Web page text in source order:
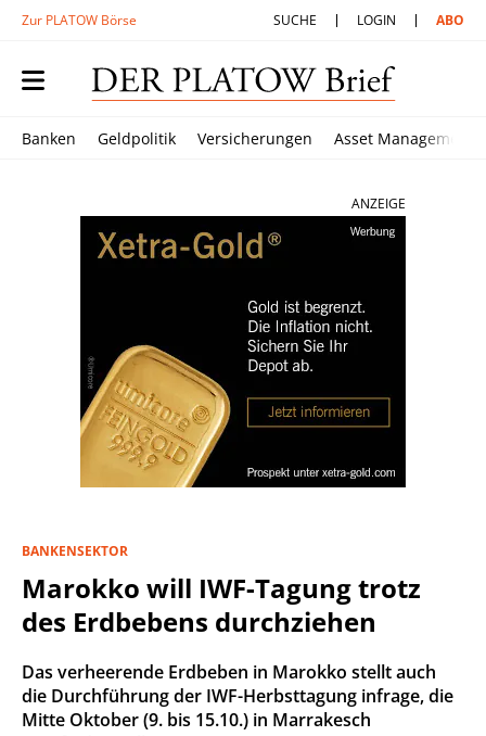
Zur PLATOW Börse SUCHE LOGIN ABO
Banken Geldpolitik Versicherungen Asset Management
ANZEIGE
BANKENSEKTOR
Marokko will IWF-Tagung trotz
des Erdbebens durchziehen
Das verheerende Erdbeben in Marokko stellt auch
die Durchführung der IWF-Herbsttagung infrage, die
Mitte Oktober (9. bis 15.10.) in Marrakesch